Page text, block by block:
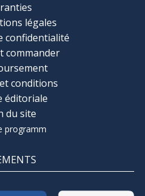
légales
confidentialité
commander
conditions
éditoriale
du site
programm